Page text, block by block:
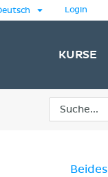
Login
KURSE
Beides